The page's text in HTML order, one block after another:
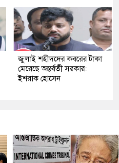
জুলাই শহীদদের কবরের টাকা
মেরেছে অন্তর্বর্তী সরকার:
ইশরাক হোসেন